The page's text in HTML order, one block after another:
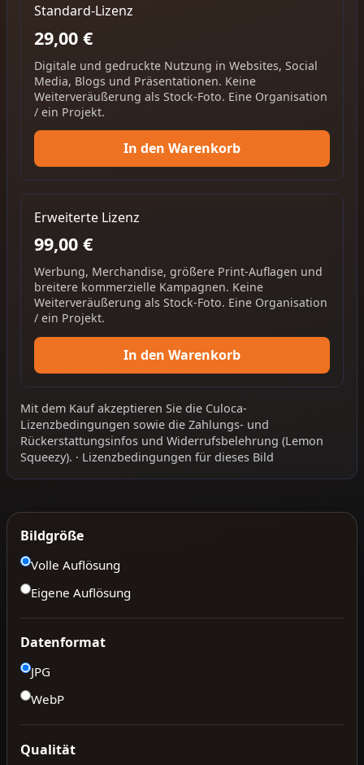
Standard-Lizenz
29,00 €
Digitale und gedruckte Nutzung in Websites, Social
Media, Blogs und Präsentationen. Keine
Weiterveräußerung als Stock-Foto. Eine Organisation
/ ein Projekt.
In den Warenkorb
Erweiterte Lizenz
99,00 €
Werbung, Merchandise, größere Print-Auflagen und
breitere kommerzielle Kampagnen. Keine
Weiterveräußerung als Stock-Foto. Eine Organisation
/ ein Projekt.
In den Warenkorb
Mit dem Kauf akzeptieren Sie die Culoca-
Lizenzbedingungen sowie die Zahlungs- und
Rückerstattungsinfos und Widerrufsbelehrung (Lemon
Squeezy). · Lizenzbedingungen für dieses Bild
Bildgröße
Volle Auflösung
Eigene Auflösung
Datenformat
JPG
WebP
Qualität